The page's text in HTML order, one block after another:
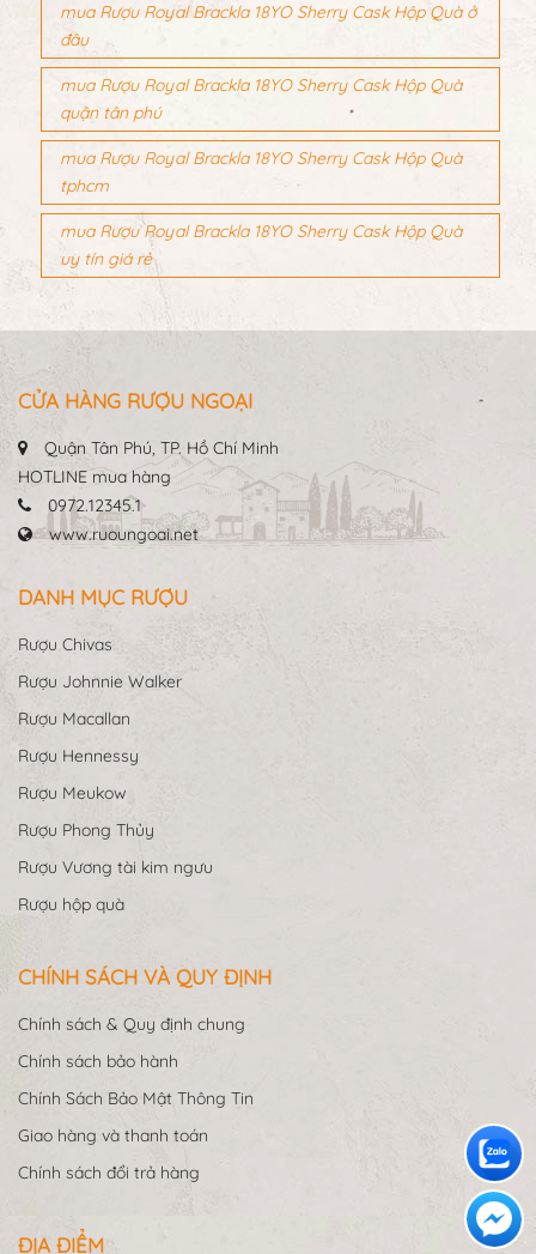
mua Rượu Royal Brackla 18YO Sherry Cask Hộp Quà ở
đâu
mua Rượu Royal Brackla 18YO Sherry Cask Hộp Quà
quận tân phú
mua Rượu Royal Brackla 18YO Sherry Cask Hộp Quà
tphcm
mua Rượu Royal Brackla 18YO Sherry Cask Hộp Quà
uy tín giá rẻ
CỬA HÀNG RƯỢU NGOẠI
Quận Tân Phú, TP. Hồ Chí Minh
HOTLINE mua hàng
0972.12345.1
www.ruoungoai.net
DANH MỤC RƯỢU
Rượu Chivas
Rượu Johnnie Walker
Rượu Macallan
Rượu Hennessy
Rượu Meukow
Rượu Phong Thủy
Rượu Vương tài kim ngưu
Rượu hộp quà
CHÍNH SÁCH VÀ QUY ĐỊNH
Chính sách & Quy định chung
Chính sách bảo hành
Chính Sách Bảo Mật Thông Tin
Giao hàng và thanh toán
Chính sách đổi trả hàng
ĐỊA ĐIỂM